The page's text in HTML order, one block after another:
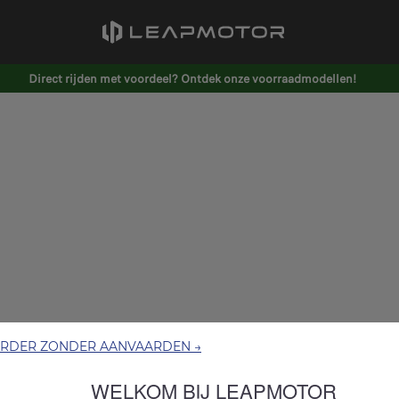
Direct rijden met voordeel? Ontdek onze voorraadmodellen!
ZONDER AANVAARDEN →
WELKOM BIJ LEAPMOTOR